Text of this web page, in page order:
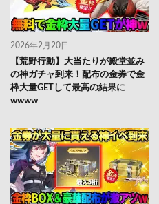
2026年2月20日
【荒野行動】大当たりが殿堂並み
の神ガチャ到来！配布の金券で金
枠大量GETして最高の結果に
wwww